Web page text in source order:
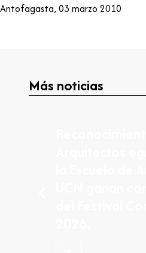
Antofagasta, 03 marzo 2010
Más noticias